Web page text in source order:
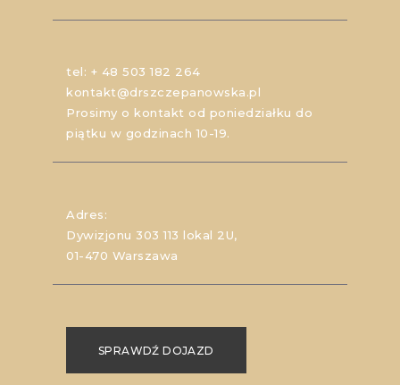
tel: + 48 503 182 264
kontakt@drszczepanowska.pl
Prosimy o kontakt od poniedziałku do
piątku w godzinach 10-19.
Adres:
Dywizjonu 303 113 lokal 2U,
01-470 Warszawa
SPRAWDŹ DOJAZD